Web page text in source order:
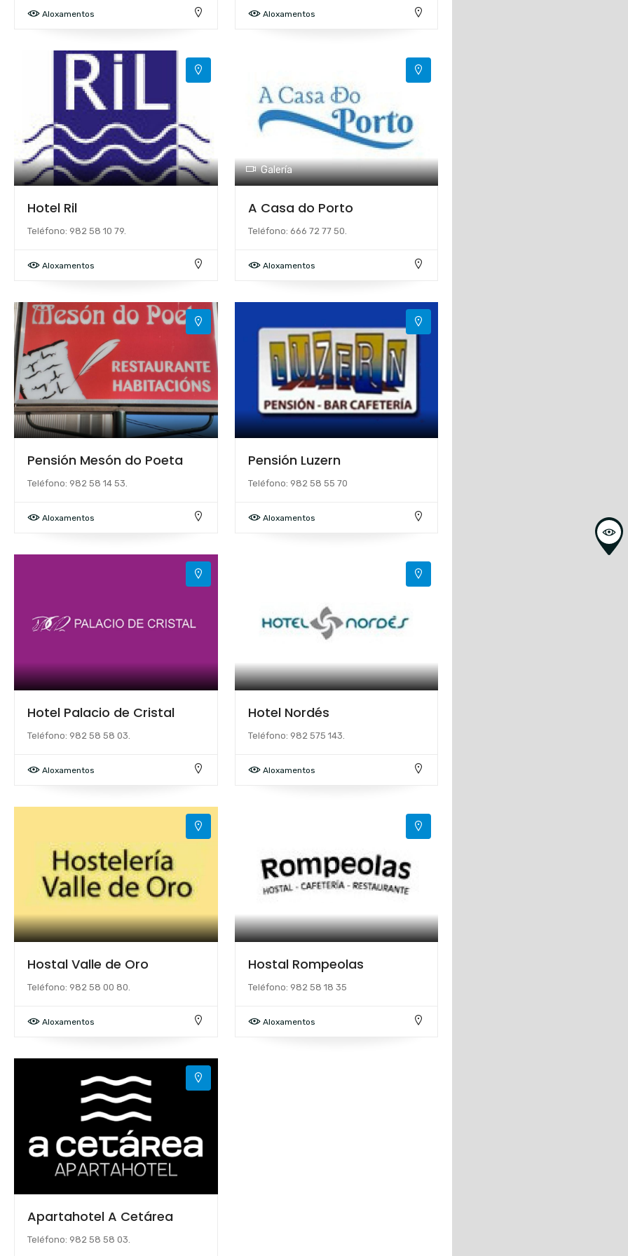
Aloxamentos Aloxamentos
Hotel Ril
Teléfono: 982 58 10 79.
Aloxamentos
Galería
A Casa do Porto
Teléfono: 666 72 77 50.
Aloxamentos
Pensión Mesón do Poeta
Teléfono: 982 58 14 53.
Aloxamentos
Pensión Luzern
Teléfono: 982 58 55 70
Aloxamentos
Hotel Palacio de Cristal
Teléfono: 982 58 58 03.
Aloxamentos
Hotel Nordés
Teléfono: 982 575 143.
Aloxamentos
Hostal Valle de Oro
Teléfono: 982 58 00 80.
Aloxamentos
Hostal Rompeolas
Teléfono: 982 58 18 35
Aloxamentos
Apartahotel A Cetárea
Teléfono: 982 58 58 03.